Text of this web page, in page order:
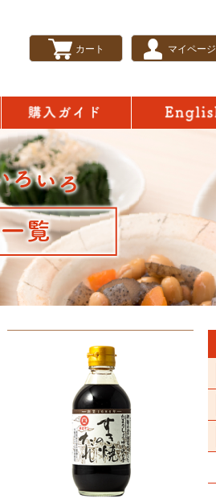
カート マイページ
購入ガイド